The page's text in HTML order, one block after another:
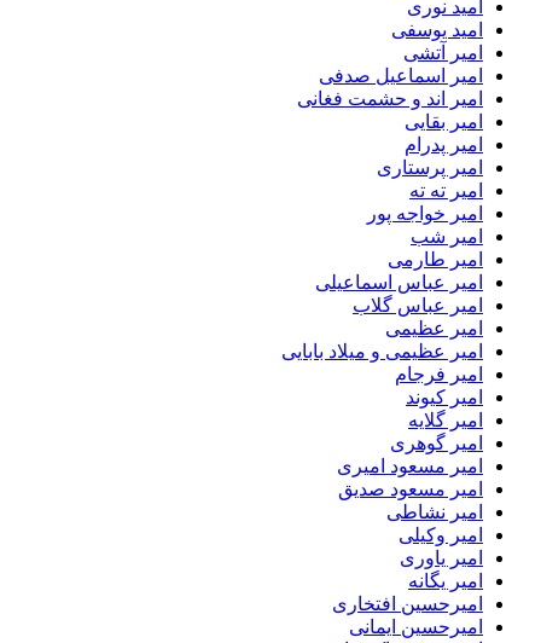
امید نوری
امید یوسفی
امیر آتشی
امیر اسماعیل صدفی
امیر اند و حشمت فغانی
امیر بقایی
امیر پدرام
امیر پرستاری
امیر ته ته
امیر خواجه پور
امیر شب
امیر طارمی
امیر عباس اسماعیلی
امیر عباس گلاب
امیر عظیمی
امیر عظیمی و میلاد بابایی
امیر فرجام
امیر کیوند
امیر گلایه
امیر گوهری
امیر مسعود امیری
امیر مسعود صدیق
امیر نشاطی
امیر وکیلی
امیر یاوری
امیر یگانه
امیرحسین افتخاری
امیرحسین ایمانی